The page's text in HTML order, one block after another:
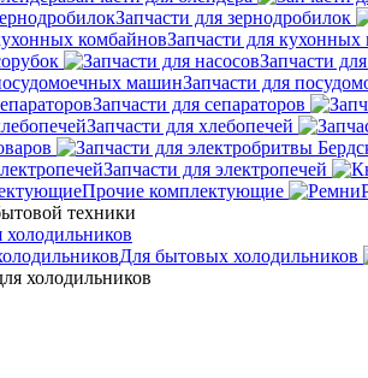
Запчасти для зернодробилок
Запчасти для кухонных
Запчасти
Запчасти для
Запчасти для сепараторов
Запчасти для хлебопечей
Запчасти для электропечей
Прочие комплектующие
Для бытовых холодильников